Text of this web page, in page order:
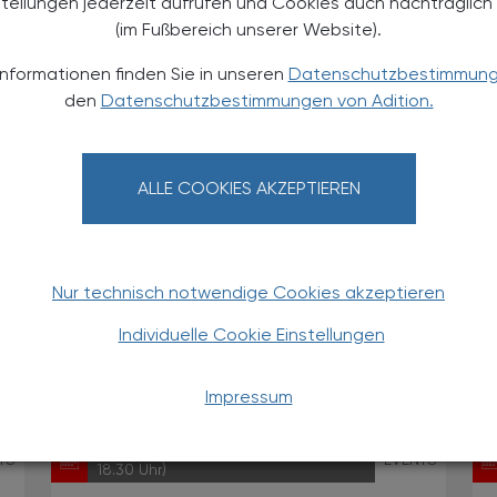
(im Fußbereich unserer Website).
finden Sie in unseren
den Datenschutzbestimmungen von Adition.
ALLE COOKIES AKZEPTIEREN
Nur technisch notwendige Cookies akzeptieren
Individuelle Cookie Einstellungen
Impressum
18.00 Uhr
EVENTS
Phytopharmaka und
Phytotherapie in der
Apothekenpraxis - Kurs III -
Lehrgang (18 AFP)
18.30 Uhr)
EVENTS